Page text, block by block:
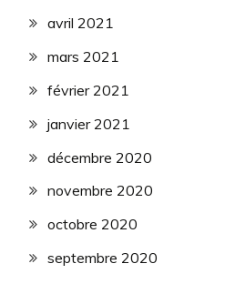
avril 2021
mars 2021
février 2021
janvier 2021
décembre 2020
novembre 2020
octobre 2020
septembre 2020